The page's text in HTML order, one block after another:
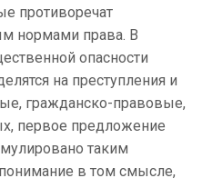
противоречат
нормами права. В
опасности
на преступления и
гражданско-правовые,
первое предложение
таким
в том смысле,